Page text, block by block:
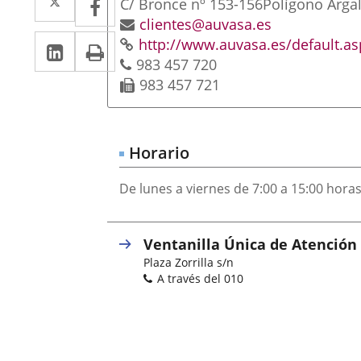
a
una
aplicación
externa.
a
una
aplicación
externa.
Linkedin
Enlace
a
externa.
Print
address
C/ Bronce nº 153-156Polígono
Email
clientes@auvasa.es
Web
http://www.auvasa.es/
Phones
983 457 720
Fax
983 457 721
Horario
De lunes a viernes de 7:00 a 15:00 horas
Ventanilla Única de
Postal
address
Plaza Zorrilla s/n
Phones
A través del 010